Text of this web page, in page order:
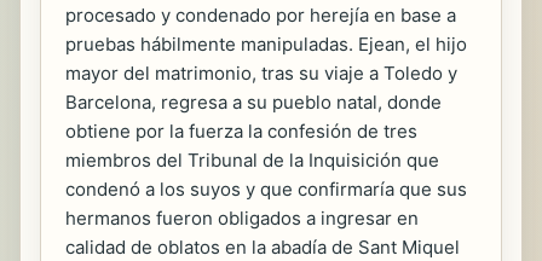
procesado y condenado por herejía en base a
pruebas hábilmente manipuladas. Ejean, el hijo
mayor del matrimonio, tras su viaje a Toledo y
Barcelona, regresa a su pueblo natal, donde
obtiene por la fuerza la confesión de tres
miembros del Tribunal de la Inquisición que
condenó a los suyos y que confirmaría que sus
hermanos fueron obligados a ingresar en
calidad de oblatos en la abadía de Sant Miquel